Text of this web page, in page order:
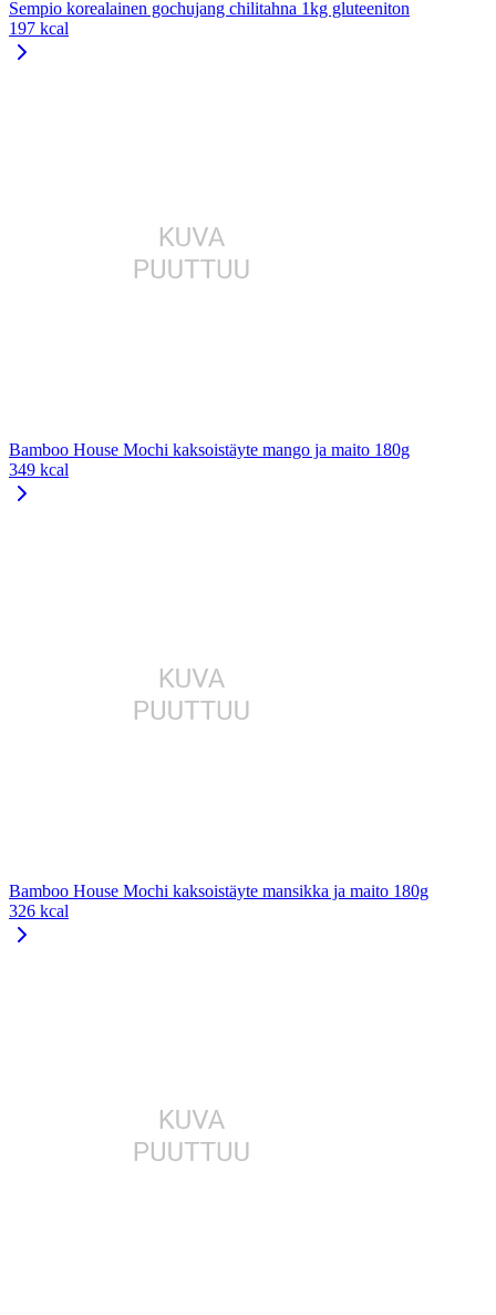
Sempio korealainen gochujang chilitahna 1kg gluteeniton
197 kcal
Bamboo House Mochi kaksoistäyte mango ja maito 180g
349 kcal
Bamboo House Mochi kaksoistäyte mansikka ja maito 180g
326 kcal